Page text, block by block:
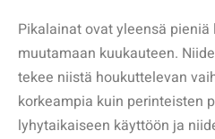
Pikalainat ovat yleensä
muutamaan kuukauteen.
tekee niistä houkuttelevan
korkeampia kuin perinteisten
lyhytaikaiseen käyttöön ja